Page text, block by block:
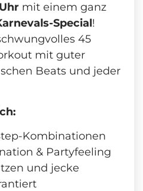
mit einem ganz
Special!
45
mit guter
Beats und jeder
Kombinationen
& Partyfeeling
und jecke